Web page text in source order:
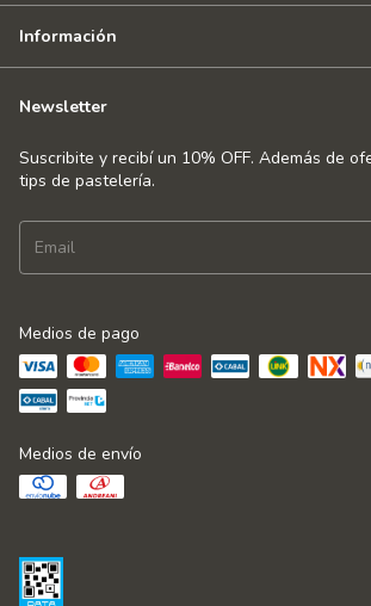
Información
Newsletter
Suscribite y recibí un 10% OFF. Además de
tips de pastelería.
Medios de pago
Medios de envío